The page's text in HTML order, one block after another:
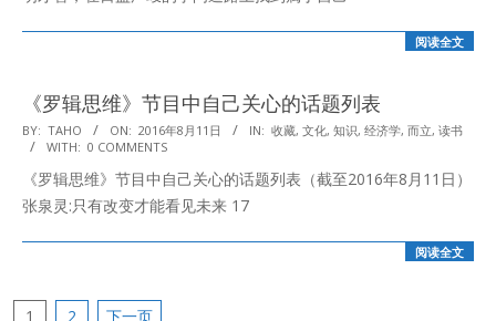
阅读全文
《罗辑思维》节目中自己关心的话题列表
2016-
08-
11
BY: TAHO ON: 2016年8月11日 IN: 收藏, 文化, 知识, 经济学, 而立, 读书
WITH: 0 COMMENTS
《罗辑思维》节目中自己关心的话题列表（截至2016年8月11日）
张泉灵:只有改变才能看见未来 17
阅读全文
文1 2 下一页